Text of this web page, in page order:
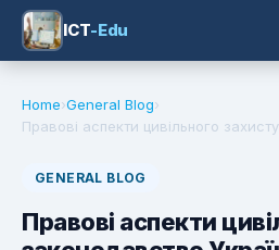
ICT-Edu
Home›General Blog›
Правові аспекти цивільного
GENERAL BLOG
Правові аспекти